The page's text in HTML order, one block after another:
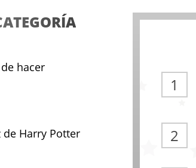
hacer
Harry Potter